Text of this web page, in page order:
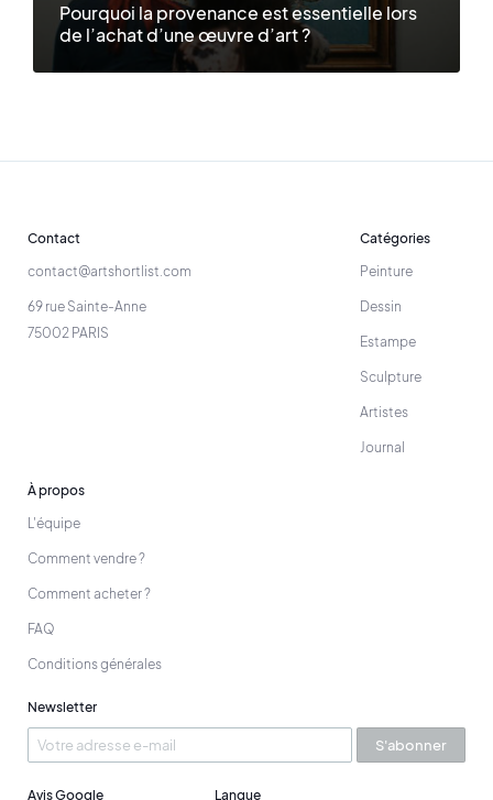
Pourquoi la provenance est essentielle lors
de l’achat d’une œuvre d’art ?
Contact
contact@artshortlist.com
69 rue Sainte-Anne
75002 PARIS
Catégories
Peinture
Dessin
Estampe
Sculpture
Artistes
Journal
À propos
L'équipe
Comment vendre ?
Comment acheter ?
FAQ
Conditions générales
Newsletter
S'abonner
Avis Google Langue